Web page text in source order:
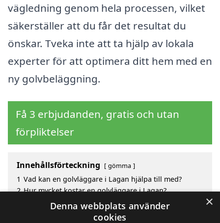
vägledning genom hela processen, vilket
säkerställer att du får det resultat du
önskar. Tveka inte att ta hjälp av lokala
experter för att optimera ditt hem med en
ny golvbeläggning.
Få 3 erbjudanden, gratis och utan
förpliktelser
Innehållsförteckning gömma
1 Vad kan en golvläggare i Lagan hjälpa till med?
2 Hur mycket kostar en golvläggare i Lagan?
Fördelar med att välja golvläggare i Lagan
Sök efter en skicklig golvläggare i de omgivande
×
Denna webbplats använder
cookies